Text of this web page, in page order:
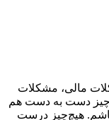
مالی، مشکلات
دست به دست هم
باشم. هیچ‌چیز درست